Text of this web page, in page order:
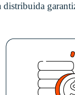
distribuida